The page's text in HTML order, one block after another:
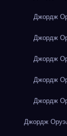
Джордж
Джордж
Джордж
Джордж
Джордж
Джордж